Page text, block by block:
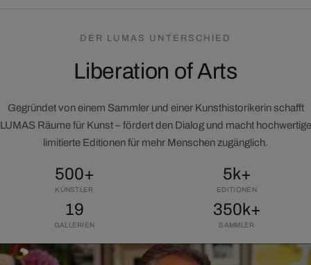
DER LUMAS UNTERSCHIED
Liberation of Arts
Gegründet von einem Sammler und einer Kunsthistorikerin schafft
LUMAS Räume für Kunst – fördert den Dialog und macht hochwertige
limitierte Editionen für mehr Menschen zugänglich.
500+
KÜNSTLER
5k+
EDITIONEN
19
GALLERIEN
350k+
SAMMLER